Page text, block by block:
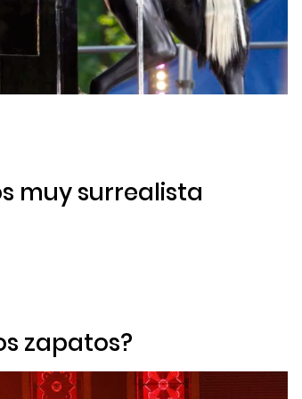
muy surrealista
zapatos?